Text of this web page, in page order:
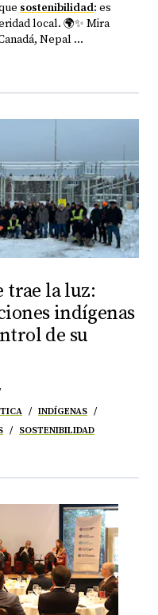
sostenibilidad: es
local. 🌍✨ Mira
Nepal ...
trae la luz:
indígenas
de su
INDÍGENAS
SOSTENIBILIDAD